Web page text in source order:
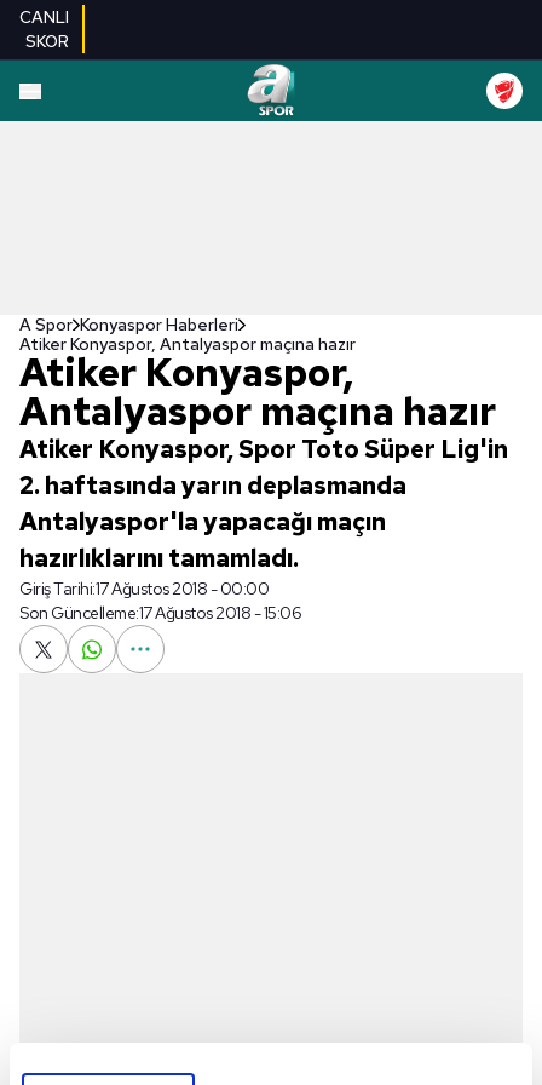
CANLI
SKOR
A Spor Konyaspor Haberleri
Atiker Konyaspor, Antalyaspor maçına hazır
Atiker Konyaspor,
Antalyaspor maçına hazır
Atiker Konyaspor, Spor Toto Süper Lig'in
2. haftasında yarın deplasmanda
Antalyaspor'la yapacağı maçın
hazırlıklarını tamamladı.
Giriş Tarihi:17 Ağustos 2018 - 00:00
Son Güncelleme:17 Ağustos 2018 - 15:06